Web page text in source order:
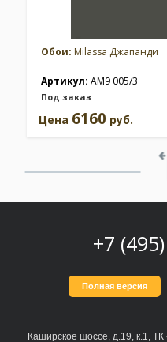
Обои: Milassa Джапанди
Артикул: AM9 005/3
Под заказ
Цена 6160 руб.
+7
Полная версия
Каширское шоссе, д.19, к.1,